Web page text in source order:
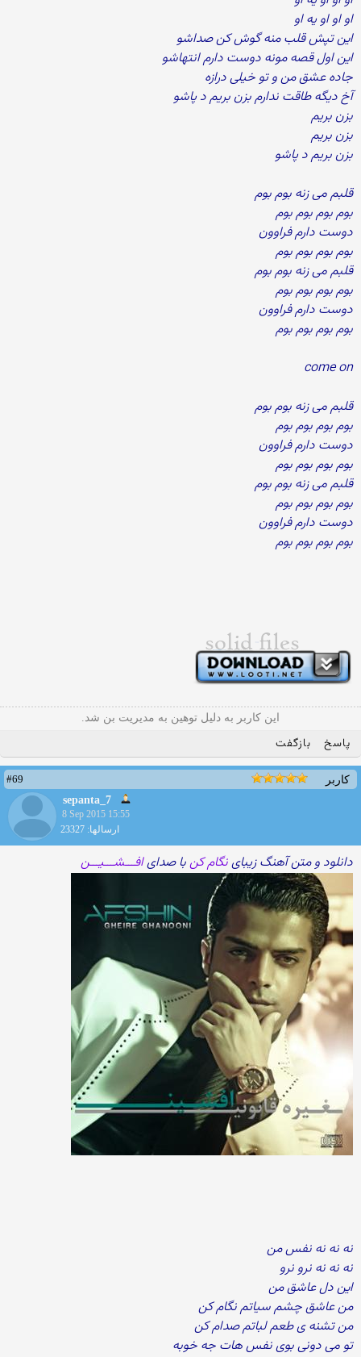
او او او یه او
این تپش قلب منه گوش کن صداشو
این اول قصه مونه دوست دارم انتهاشو
جاده عشق من و تو خیلی درازه
آخ دیگه طاقت ندارم بزن بریم د پاشو
بزن بریم
بزن بریم
بزن بریم د پاشو
قلبم می زنه بوم بوم
بوم بوم بوم بوم
دوست دارم فراوون
بوم بوم بوم بوم
قلبم می زنه بوم بوم
بوم بوم بوم بوم
دوست دارم فراوون
بوم بوم بوم بوم
come on
قلبم می زنه بوم بوم
بوم بوم بوم بوم
دوست دارم فراوون
بوم بوم بوم بوم
قلبم می زنه بوم بوم
بوم بوم بوم بوم
دوست دارم فراوون
بوم بوم بوم بوم
این کاربر به دلیل توهین به مدیریت بن شد.
پاسخ بازگفت
کاربر
#69
sepanta_7
8 Sep 2015 15:55
ارسالها: 23327
دانلود و متن آهنگ زیباینگام کنبا صدایافـــشـــیـــن
نه نه نه نفس من
نه نه نه نرو نرو
این دل عاشق من
من عاشق چشم سیاتم نگام کن
من تشنه ی طعم لباتم صدام کن
تو می دونی بوی نفس هات جه خوبه